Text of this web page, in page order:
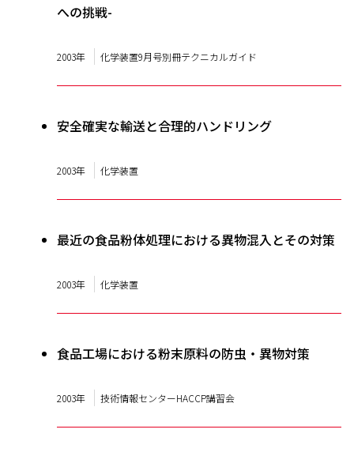
への挑戦-
2003年 化学装置9月号別冊テクニカルガイド
安全確実な輸送と合理的ハンドリング
2003年 化学装置
最近の食品粉体処理における異物混入とその対策
2003年 化学装置
食品工場における粉末原料の防虫・異物対策
2003年 技術情報センターHACCP講習会